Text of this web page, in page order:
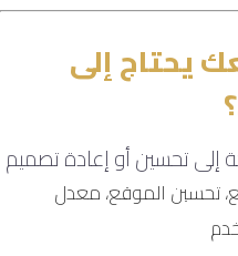
يحتاج إلى
تحسين الموقع، معدل